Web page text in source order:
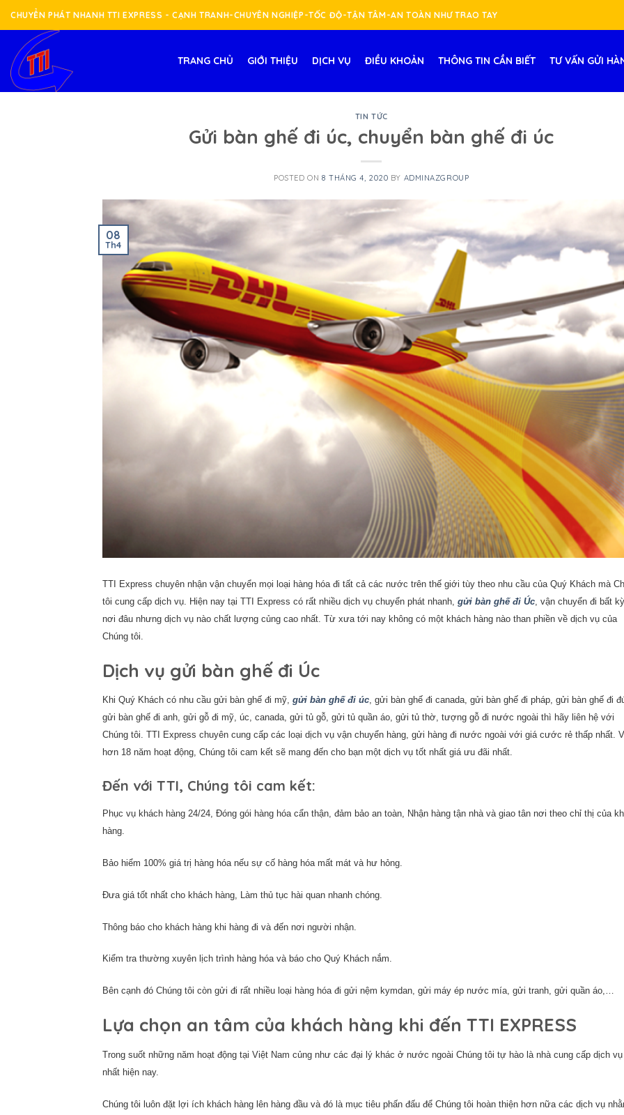
Skip
content
CHUYỂN PHÁT NHANH TTI EXPRESS - CẠNH TRANH-CHUYÊN NGHIỆP-TỐC ĐỘ-TẬN TÂM-AN TOÀN NHƯ TRAO TAY
TRANG CHỦ GIỚI THIỆU DỊCH VỤ ĐIỀU KHOẢN THÔNG TIN CẦN BIẾT TƯ VẤN GỬI
TIN TỨC
Gửi bàn ghế đi úc, chuyển bàn ghế đi úc
POSTED ON 8 THÁNG 4, 2020 BY ADMINAZGROUP
08
Th4
TTI
Express chuyên nhận vận chuyển mọi loại hàng hóa đi tất cả các nước trên thế giới tùy theo nhu cầu của Quý Khách mà
tôi cung cấp dịch vụ. Hiện nay tại TTI Express có rất nhiều dịch vụ chuyển phát nhanh, gửi bàn ghế đi Úc , vận chuyển đi bất kỳ
nơi đâu nhưng dịch vụ nào chất lượng củng cao nhất. Từ xưa tới nay không có một khách hàng nào than phiền về dịch vụ của
Chúng tôi.
Dịch vụ gửi bàn ghế đi Úc
Khi Quý Khách có nhu cầu gửi bàn ghế đi mỹ, gửi bàn ghế đi úc, gửi bàn ghế đi canada, gửi bàn ghế đi pháp, gửi bàn ghế đi
gửi bàn ghế đi anh, gửi gỗ đi mỹ, úc, canada, gửi tủ gỗ, gửi tủ quần áo, gửi tủ thờ, tượng gỗ đi nước ngoài thì hãy liên hệ với
Chúng tôi. TTI Express chuyên cung cấp các loại dịch vụ vận chuyển hàng, gửi hàng đi nước ngoài với giá cước rẻ thấp nhất.
hơn 18 năm hoạt động, Chúng tôi cam kết sẽ mang đến cho bạn một dịch vụ tốt nhất giá ưu đãi nhất.
Đến với TTI, Chúng tôi cam kết:
Phục vụ khách hàng 24/24, Đóng gói hàng hóa cẩn thận, đảm bảo an toàn, Nhận hàng tận nhà và giao tân nơi theo chỉ thị của
hàng.
Bảo hiểm 100% giá trị hàng hóa nếu sự cố hàng hóa mất mát và hư hỏng.
Đưa giá tốt nhất cho khách hàng, Làm thủ tục hài quan nhanh chóng.
Thông báo cho khách hàng khi hàng đi và đến nơi người nhận.
Kiểm tra thường xuyên lịch trình hàng hóa và báo cho Quý Khách nắm.
Bên cạnh đó Chúng tôi còn gửi đi rất nhiều loại hàng hóa đi gửi nệm kymdan, gửi máy ép nước mía, gửi tranh, gửi quần áo,…
Lựa chọn an tâm của khách hàng khi đến TTI EXPRESS
Trong suốt những năm hoạt động tại Việt Nam củng như các đại lý khác ở nước ngoài Chúng tôi tự hào là nhà cung cấp dịch
nhất hiện nay.
Chúng tôi luôn đặt lợi ích khách hàng lên hàng đầu và đó là mục tiêu phấn đấu để Chúng tôi hoàn thiện hơn nữa các dịch vụ